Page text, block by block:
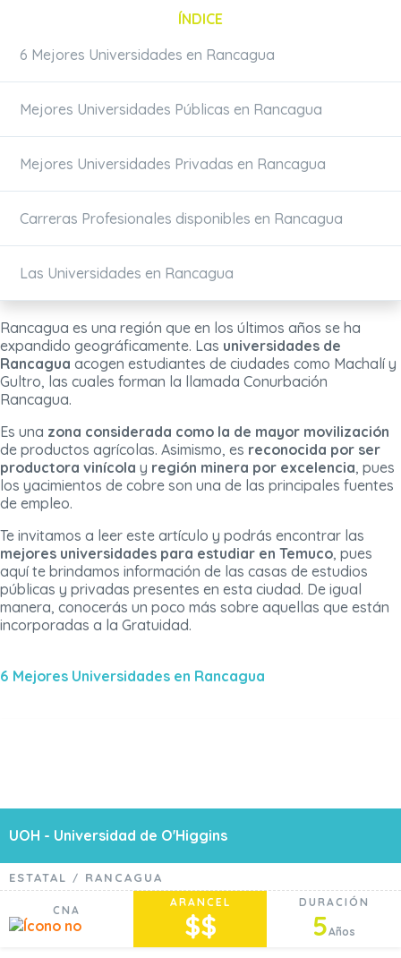
ÍNDICE
6 Mejores Universidades en Rancagua
Mejores Universidades Públicas en Rancagua
Mejores Universidades Privadas en Rancagua
Carreras Profesionales disponibles en Rancagua
Las Universidades en Rancagua
Rancagua es una región que en los últimos años se ha
expandido geográficamente. Las universidades de
Rancagua acogen estudiantes de ciudades como Machalí y
Gultro, las cuales forman la llamada Conurbación
Rancagua.
Es una zona considerada como la de mayor movilización
de productos agrícolas. Asimismo, es reconocida por ser
productora vinícola y región minera por excelencia, pues
los yacimientos de cobre son una de las principales fuentes
de empleo.
Te invitamos a leer este artículo y podrás encontrar las
mejores universidades para estudiar en Temuco, pues
aquí te brindamos información de las casas de estudios
públicas y privadas presentes en esta ciudad. De igual
manera, conocerás un poco más sobre aquellas que están
incorporadas a la Gratuidad.
6 Mejores Universidades en Rancagua
UOH - Universidad de O'Higgins
ESTATAL / RANCAGUA
CNA
ARANCEL
$$
DURACIÓN
5Años